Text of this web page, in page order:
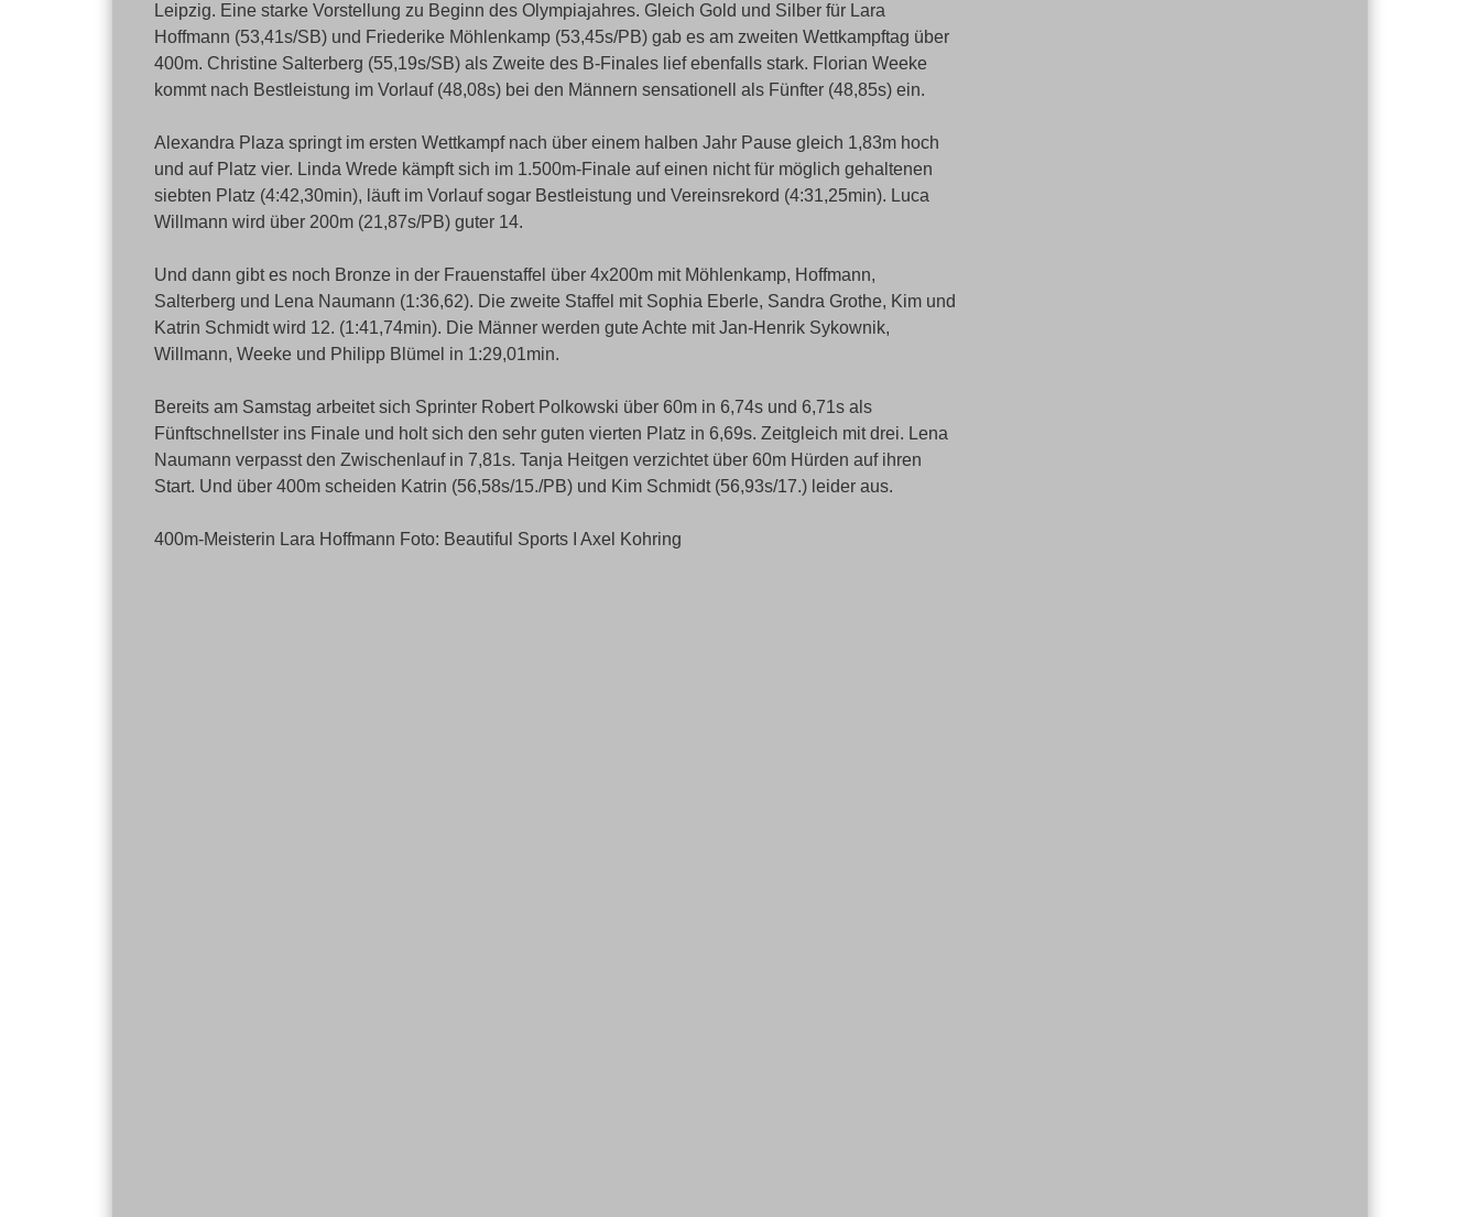
Leipzig. Eine starke Vorstellung zu Beginn des Olympiajahres. Gleich Gold und Silber für Lara
Hoffmann (53,41s/SB) und Friederike Möhlenkamp (53,45s/PB) gab es am zweiten Wettkampftag über
400m. Christine Salterberg (55,19s/SB) als Zweite des B-Finales lief ebenfalls stark. Florian Weeke
kommt nach Bestleistung im Vorlauf (48,08s) bei den Männern sensationell als Fünfter (48,85s) ein.
Alexandra Plaza springt im ersten Wettkampf nach über einem halben Jahr Pause gleich 1,83m hoch
und auf Platz vier. Linda Wrede kämpft sich im 1.500m-Finale auf einen nicht für möglich gehaltenen
siebten Platz (4:42,30min), läuft im Vorlauf sogar Bestleistung und Vereinsrekord (4:31,25min). Luca
Willmann wird über 200m (21,87s/PB) guter 14.
Und dann gibt es noch Bronze in der Frauenstaffel über 4x200m mit Möhlenkamp, Hoffmann,
Salterberg und Lena Naumann (1:36,62). Die zweite Staffel mit Sophia Eberle, Sandra Grothe, Kim und
Katrin Schmidt wird 12. (1:41,74min). Die Männer werden gute Achte mit Jan-Henrik Sykownik,
Willmann, Weeke und Philipp Blümel in 1:29,01min.
Bereits am Samstag arbeitet sich Sprinter Robert Polkowski über 60m in 6,74s und 6,71s als
Fünftschnellster ins Finale und holt sich den sehr guten vierten Platz in 6,69s. Zeitgleich mit drei. Lena
Naumann verpasst den Zwischenlauf in 7,81s. Tanja Heitgen verzichtet über 60m Hürden auf ihren
Start. Und über 400m scheiden Katrin (56,58s/15./PB) und Kim Schmidt (56,93s/17.) leider aus.
400m-Meisterin Lara Hoffmann Foto: Beautiful Sports I Axel Kohring